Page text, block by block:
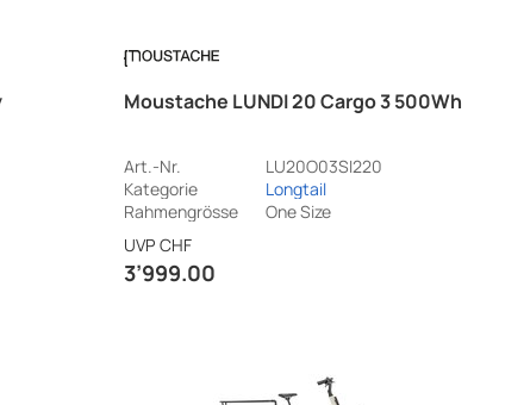
Moustache LUNDI 20 Cargo 3 500Wh
Art.-Nr.
LU20O03SI220
Kategorie
Longtail
Rahmengrösse
One Size
UVP CHF
3’999.00